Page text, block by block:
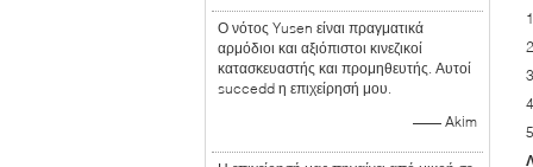
Ο νότος Yusen είναι πραγματικά
αρμόδιοι και αξιόπιστοι κινεζικοί
κατασκευαστής και προμηθευτής. Αυτοί
succedd η επιχείρησή μου.
—— Akim